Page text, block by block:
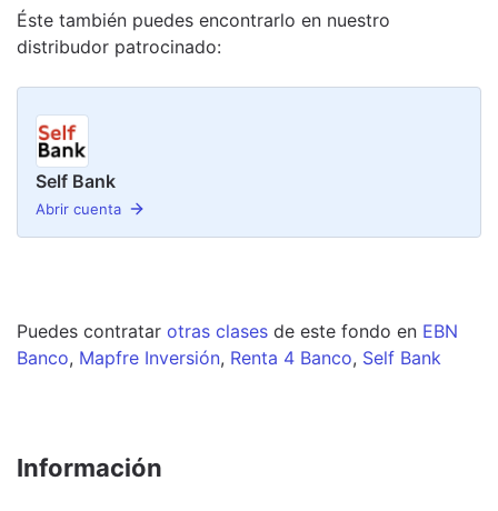
Éste también puedes encontrarlo en nuestro
distribudor patrocinado:
Self Bank
Abrir cuenta
Puedes contratar otras clases de este fondo en EBN
Banco, Mapfre Inversión, Renta 4 Banco, Self Bank
Información